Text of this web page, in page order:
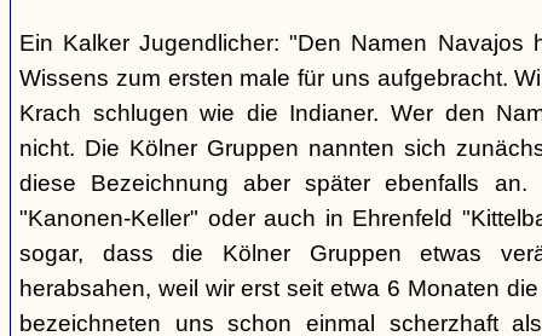
Ein Kalker Jugendlicher: "Den Namen Navajos
Wissens zum ersten male für uns aufgebracht.
Krach schlugen wie die Indianer. Wer den
nicht. Die Kölner Gruppen nannten sich
diese Bezeichnung aber später ebenfalls
"Kanonen-Keller" oder auch in Ehrenfeld
sogar, dass die Kölner Gruppen etwas
herabsahen, weil wir erst seit etwa 6 Monaten
bezeichneten uns schon einmal scherzhaft